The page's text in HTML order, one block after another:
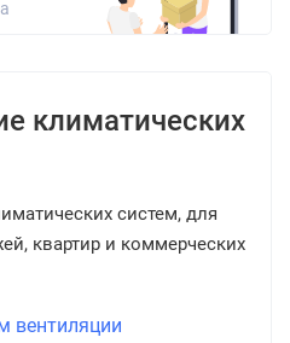
климатических
систем, для
квартир и коммерческих
вентиляции